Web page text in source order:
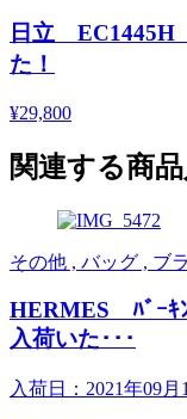
日立 EC1445H
た！
¥29,800
関連する商
その他 , バッグ , ブ
HERMES ﾊﾞｰｷ
入荷いた･･･
入荷日：2021年09月